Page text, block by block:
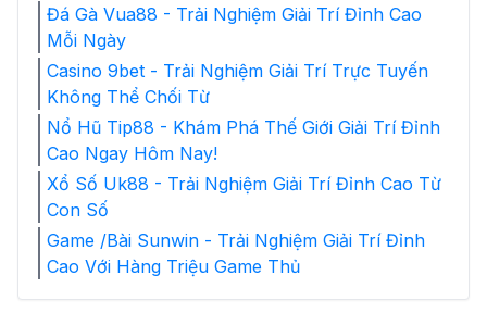
Đá Gà Vua88 - Trải Nghiệm Giải Trí Đỉnh Cao
Mỗi Ngày
Casino 9bet - Trải Nghiệm Giải Trí Trực Tuyến
Không Thể Chối Từ
Nổ Hũ Tip88 - Khám Phá Thế Giới Giải Trí Đỉnh
Cao Ngay Hôm Nay!
Xổ Số Uk88 - Trải Nghiệm Giải Trí Đỉnh Cao Từ
Con Số
Game /Bài Sunwin - Trải Nghiệm Giải Trí Đỉnh
Cao Với Hàng Triệu Game Thủ